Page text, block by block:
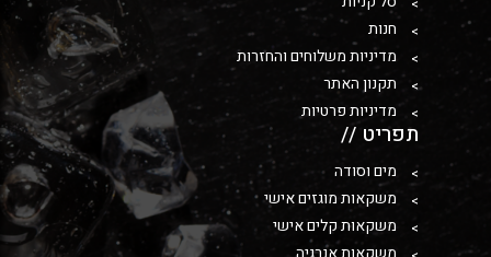
חנות
מדיניות משלוחים והחזרות
תקנון האתר
מדיניות פרטיות
תפריט //
מים וסודה
משקאות מוגזים אישי
משקאות קלים אישי